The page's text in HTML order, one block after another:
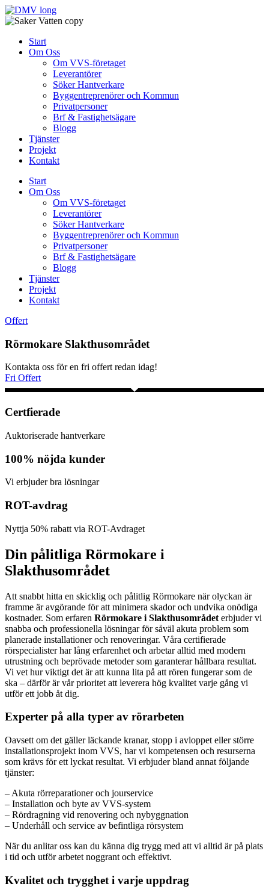
Skip
to
Start
Om Oss
Om VVS-företaget
Leverantörer
Söker Hantverkare
Byggentreprenörer och Kommun
Privatpersoner
Brf & Fastighetsägare
Blogg
Tjänster
Projekt
Kontakt
Start
Om Oss
Om VVS-företaget
Leverantörer
Söker Hantverkare
Byggentreprenörer och Kommun
Privatpersoner
Brf & Fastighetsägare
Blogg
Tjänster
Projekt
Kontakt
Offert
Rörmokare Slakthusområdet
Kontakta oss för en fri offert redan idag!
Fri Offert
Certfierade
Auktoriserade hantverkare
100% nöjda kunder
Vi erbjuder bra lösningar
ROT-avdrag
Nyttja 50% rabatt via ROT-Avdraget
Din pålitliga Rörmokare i
Slakthusområdet
Att snabbt hitta en skicklig och pålitlig Rörmokare när olyckan är
framme är avgörande för att minimera skador och undvika onödiga
kostnader. Som erfaren Rörmokare i Slakthusområdet erbjuder vi
snabba och professionella lösningar för såväl akuta problem som
planerade installationer och renoveringar. Våra certifierade
rörspecialister har lång erfarenhet och arbetar alltid med modern
utrustning och beprövade metoder som garanterar hållbara resultat.
Vi vet hur viktigt det är att kunna lita på att rören fungerar som de
ska – därför är vår prioritet att leverera hög kvalitet varje gång vi
utför ett jobb åt dig.
Experter på alla typer av rörarbeten
Oavsett om det gäller läckande kranar, stopp i avloppet eller större
installationsprojekt inom VVS, har vi kompetensen och resurserna
som krävs för ett lyckat resultat. Vi erbjuder bland annat följande
tjänster:
– Akuta rörreparationer och jourservice
– Installation och byte av VVS-system
– Rördragning vid renovering och nybyggnation
– Underhåll och service av befintliga rörsystem
När du anlitar oss kan du känna dig trygg med att vi alltid är på plats
i tid och utför arbetet noggrant och effektivt.
Kvalitet och trygghet i varje uppdrag